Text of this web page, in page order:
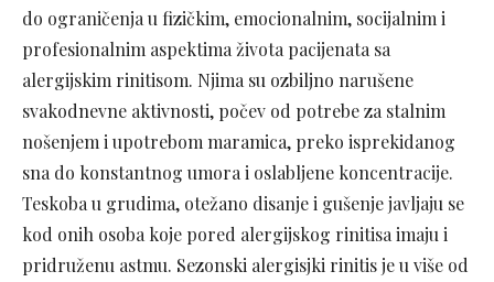
do ograničenja u fizičkim, emocionalnim, socijalnim i
profesionalnim aspektima života pacijenata sa
alergijskim rinitisom. Njima su ozbiljno narušene
svakodnevne aktivnosti, počev od potrebe za stalnim
nošenjem i upotrebom maramica, preko isprekidanog
sna do konstantnog umora i oslabljene koncentracije.
Teskoba u grudima, otežano disanje i gušenje javljaju se
kod onih osoba koje pored alergijskog rinitisa imaju i
pridruženu astmu. Sezonski alergisjki rinitis je u više od